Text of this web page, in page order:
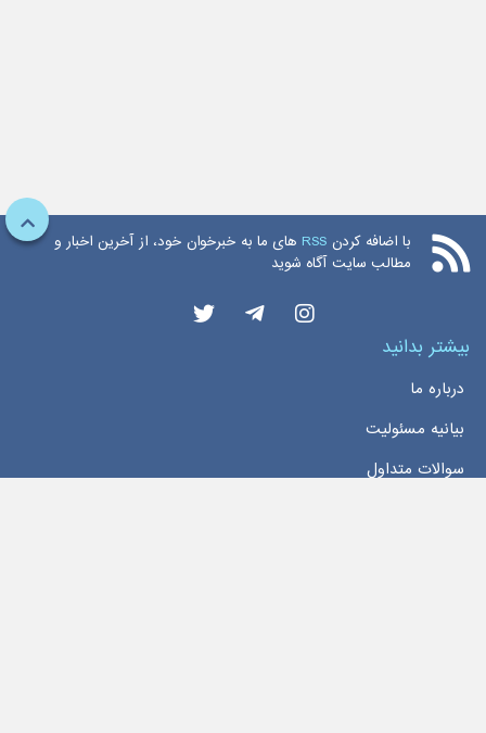
با اضافه کردن RSS های ما به خبرخوان خود، از آخرین اخبار و
مطالب سایت آگاه شوید
بیشتر بدانید
درباره ما
بیانیه مسئولیت
سوالات متداول